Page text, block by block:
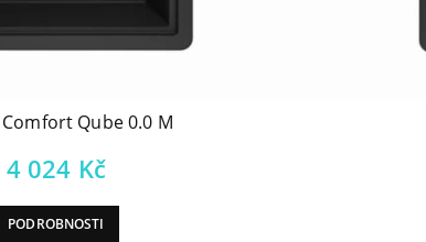
Qube 0.0 M
4 024 Kč
PODROBNOSTI